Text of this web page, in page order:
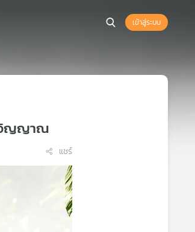
เข้าสู่ระบบ
วิญญาณ
แชร์